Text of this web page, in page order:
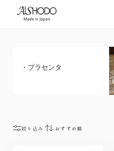
・プラセンタ
絞り込み